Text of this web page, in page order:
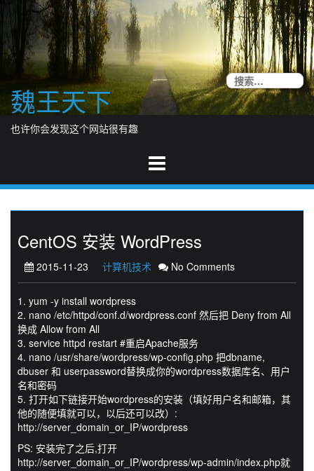
content
魏王天下
也许你会发现这个网站很有趣
搜
CentOS 安装 WordPress
2015-11-23 计算机技术 No Comments
1. yum -y install wordpress
2. nano /etc/httpd/conf.d/wordpress.conf 然后把 Deny from All
换成 Allow from All
3. service httpd restart #重启Apache服务
4. nano /usr/share/wordpress/wp-config.php 把dbname,
dbuser 和 userpassword替换成你的wordpress数据库名、用户
名和密码
5. 打开如下链接开始wordpress的安装（填好用户名和邮箱，其
他的随便填就可以，以后还可以改）:
http://server_domain_or_IP/wordpress
PS: 安装完了之后,打开
http://server_domain_or_IP/wordpress/wp-admin/index.php就